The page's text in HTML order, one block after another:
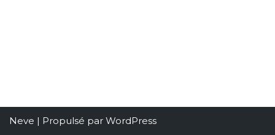
Neve | Propulsé par WordPress